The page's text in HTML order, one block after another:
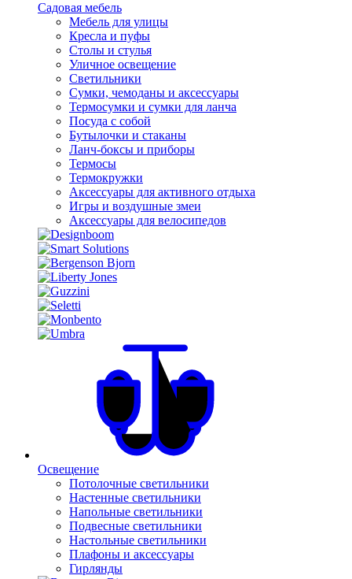
Садовая мебель
Мебель для улицы
Кресла и пуфы
Столы и стулья
Уличное освещение
Светильники
Сумки, чемоданы и аксессуары
Термосумки и сумки для ланча
Посуда с собой
Бутылочки и стаканы
Ланч-боксы и приборы
Термосы
Термокружки
Аксессуары для активного отдыха
Игры и воздушные змеи
Аксессуары для велосипедов
Освещение
Потолочные светильники
Настенные светильники
Напольные светильники
Подвесные светильники
Настольные светильники
Плафоны и аксессуары
Гирлянды